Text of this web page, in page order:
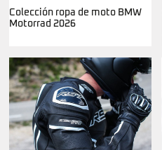
Colección ropa de moto BMW
Motorrad 2026